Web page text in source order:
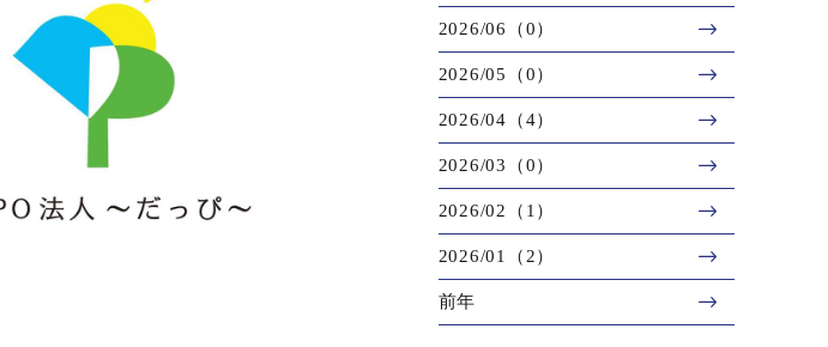
2026/06（0）
2026/05（0）
2026/04（4）
2026/03（0）
2026/02（1）
2026/01（2）
前年